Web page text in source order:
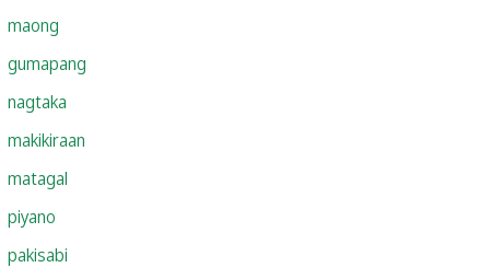
maong
gumapang
nagtaka
makikiraan
matagal
piyano
pakisabi